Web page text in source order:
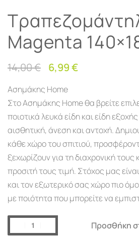
Magenta
14,00€ 6,99€
Ασημάκης Home
Στο Ασημάκης Home θα βρείτε
ποιοτικά λευκά είδη και είδη
αισθητική, άνεση και αντοχή.
κάθε χώρο του σπιτιού,
ξεχωρίζουν για τη διαχρονική
προσιτή τους τιμή. Στόχος μας
και τον εξωτερικό σας χώρο πιο
με ποιότητα που μπορείτε να
Προσθήκη